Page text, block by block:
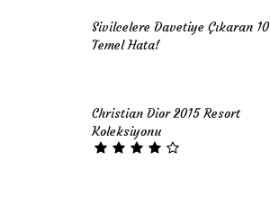
Sivilcelere Davetiye Çıkaran 10
Temel Hata!
Christian Dior 2015 Resort
Koleksiyonu